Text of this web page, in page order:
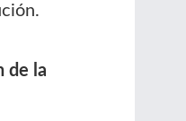
de la